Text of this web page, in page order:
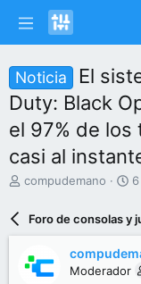
Noticia
El
Duty: Black
el 97% de los
casi al
I
a
compudemano
F
c
h
d
e
Foro de consolas y
Moderador